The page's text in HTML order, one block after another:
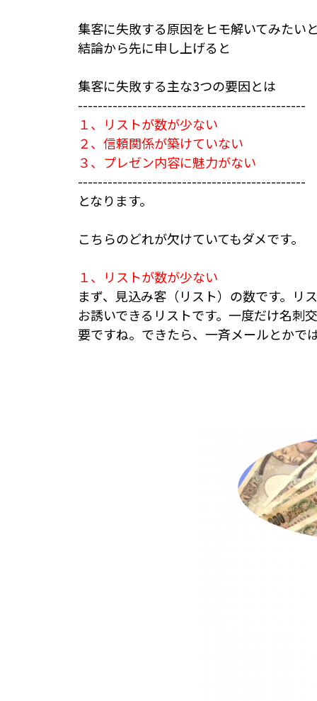
集客に失敗する原因をヒモ解いてみたい
結論から先に申し上げると
集客に失敗する主な3つの要因とは
----------------------------------------------
１、リストが数が少ない
２、信頼関係が築けていない
３、プレゼン内容に魅力がない
----------------------------------------------
となります。
こちらのどれが欠けていてもダメです。
１、リストが数が少ない
まず、見込み客（リスト）の数です。リ
お誘いできるリストです。一度だけ名刺
要ですね。できたら、一斉メールとかで